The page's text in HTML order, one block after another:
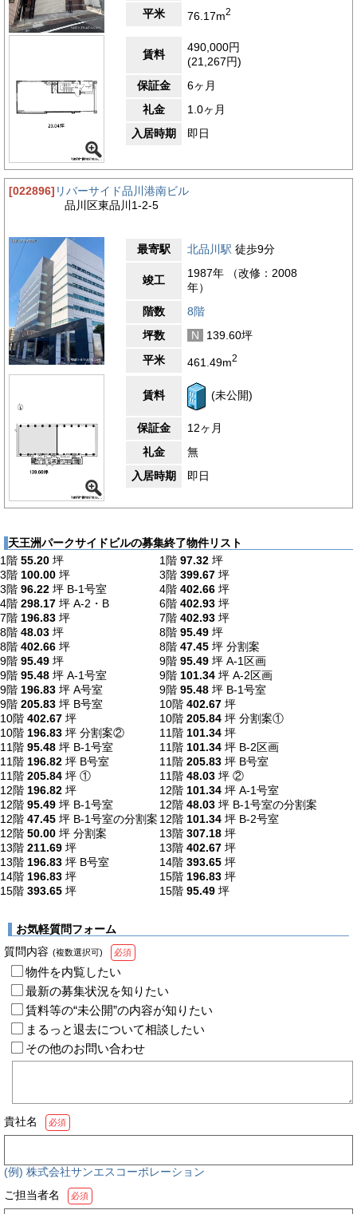
平米
76.17m2
賃料
490,000円
(21,267円)
保証金
6ヶ月
礼金
1.0ヶ月
入居時期
即日
[022896] リバーサイド品川港南ビル
品川区東品川1-2-5
最寄駅 北品川駅 徒歩9分
竣工
1987年 （改修：2008
年）
階数
8階
坪数
N
139.60坪
平米
461.49m2
賃料 (未公開)
保証金
12ヶ月
礼金
無
入居時期
即日
天王洲パークサイドビルの募集終了物件リスト
1階 55.20 坪 1階 97.32 坪
3階 100.00 坪 3階 399.67 坪
3階 96.22 坪 B-1号室 4階 402.66 坪
4階 298.17 坪 A-2・B 6階 402.93 坪
7階 196.83 坪 7階 402.93 坪
8階 48.03 坪 8階 95.49 坪
8階 402.66 坪 8階 47.45 坪 分割案
9階 95.49 坪 9階 95.49 坪 A-1区画
9階 95.48 坪 A-1号室 9階 101.34 坪 A-2区画
9階 196.83 坪 A号室 9階 95.48 坪 B-1号室
9階 205.83 坪 B号室 10階 402.67 坪
10階 402.67 坪 10階 205.84 坪 分割案①
10階 196.83 坪 分割案② 11階 101.34 坪
11階 95.48 坪 B-1号室 11階 101.34 坪 B-2区画
11階 196.82 坪 B号室 11階 205.83 坪 B号室
11階 205.84 坪 ① 11階 48.03 坪 ②
12階 196.82 坪 12階 101.34 坪 A-1号室
12階 95.49 坪 B-1号室 12階 48.03 坪 B-1号室の分割案
12階 47.45 坪 B-1号室の分割案 12階 101.34 坪 B-2号室
12階 50.00 坪 分割案 13階 307.18 坪
13階 211.69 坪 13階 402.67 坪
13階 196.83 坪 B号室 14階 393.65 坪
14階 196.83 坪 15階 196.83 坪
15階 393.65 坪 15階 95.49 坪
お気軽質問フォーム
質問内容 (複数選択可) 必須
物件を内覧したい
最新の募集状況を知りたい
賃料等の“未公開”の内容が知りたい
まるっと退去について相談したい
その他のお問い合わせ
貴社名 必須
(例) 株式会社サンエスコーポレーション
ご担当者名
必須